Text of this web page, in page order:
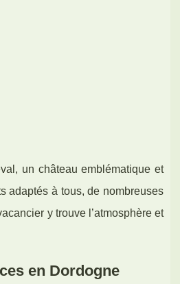
un château emblématique et
adaptés à tous, de nombreuses
y trouve l’atmosphère et
en Dordogne